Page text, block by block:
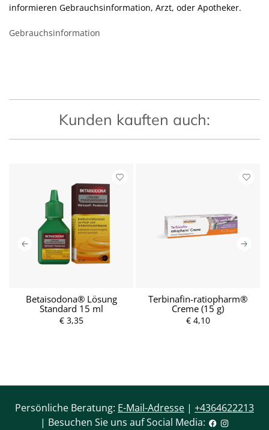
informieren Gebrauchsinformation, Arzt, oder Apotheker.
Gebrauchsinformation
Kunden kauften auch:
Betaisodona® Lösung
Standard 15 ml
€ 3,35
Terbinafin-ratiopharm®
Creme (15 g)
€ 4,10
P
Persönliche Beratung: E-Mail-Adresse | +4364622213
| Besuchen Sie uns auf Social Media: